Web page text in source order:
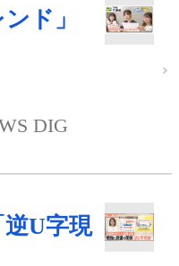
ド」
DIG
U字現